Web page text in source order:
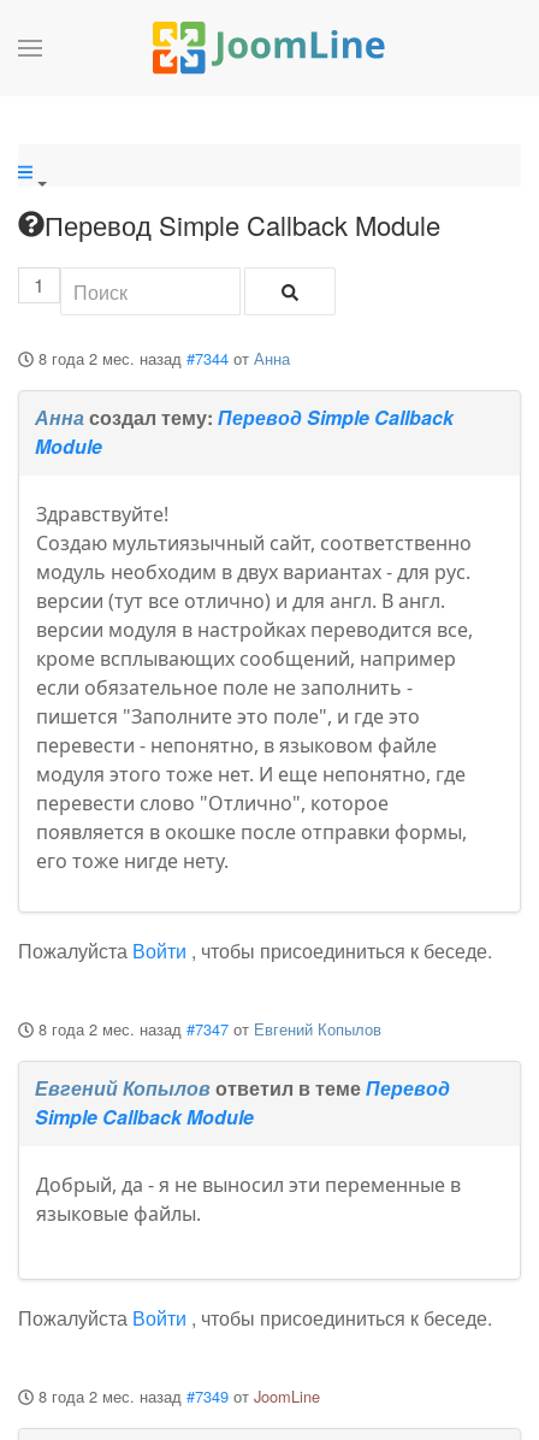
Перевод Simple Callback Module
1
8 года 2 мес. назад #7344 от Анна
Аннасоздал тему: Перевод Simple Callback
Module
Здравствуйте!
Создаю мультиязычный сайт, соответственно
модуль необходим в двух вариантах - для рус.
версии (тут все отлично) и для англ. В англ.
версии модуля в настройках переводится все,
кроме всплывающих сообщений, например
если обязательное поле не заполнить -
пишется "Заполните это поле", и где это
перевести - непонятно, в языковом файле
модуля этого тоже нет. И еще непонятно, где
перевести слово "Отлично", которое
появляется в окошке после отправки формы,
его тоже нигде нету.
Пожалуйста Войти , чтобы присоединиться к беседе.
8 года 2 мес. назад #7347 от Евгений Копылов
Евгений Копыловответил в темеПеревод
Simple Callback Module
Добрый, да - я не выносил эти переменные в
языковые файлы.
Пожалуйста Войти , чтобы присоединиться к беседе.
8 года 2 мес. назад #7349 от JoomLine